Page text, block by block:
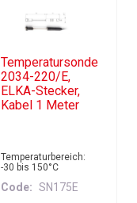
Temperatursonde
2034-220/E,
ELKA-Stecker,
Kabel 1 Meter
Temperaturbereich:
-30 bis 150°C
Code SN175E